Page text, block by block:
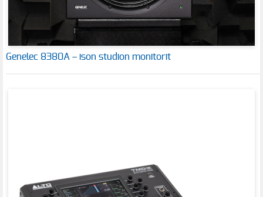
Genelec 8380A – ison studion monitorit